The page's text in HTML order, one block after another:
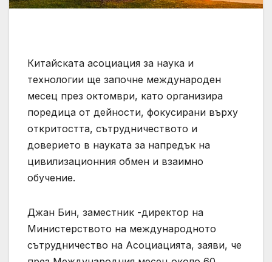
Китайската асоциация за наука и
технологии ще започне международен
месец през октомври, като организира
поредица от дейности, фокусирани върху
откритостта, сътрудничеството и
доверието в науката за напредък на
цивилизационния обмен и взаимно
обучение.
Джан Бин, заместник -директор на
Министерството на международното
сътрудничество на Асоциацията, заяви, че